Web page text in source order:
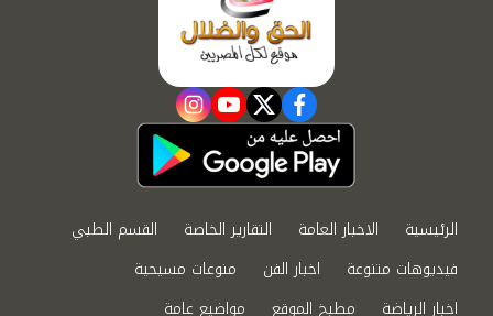
facebook
twitter
youtube
instagram
الرئيسية الاخبار العامة التقارير الخاصة
القسم الطبي
فيديوهات متنوعة
اخبار الفن
منوعات مسيحية
اخبار الرياضة
مطبخ الموقع مواضيع عامة